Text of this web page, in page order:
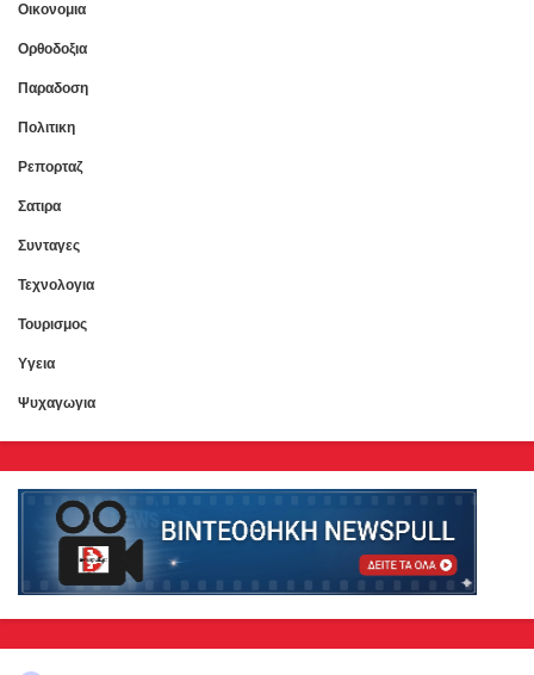
Οικονομια
Ορθοδοξια
Παραδοση
Πολιτικη
Ρεπορταζ
Σατιρα
Συνταγες
Τεχνολογια
Τουρισμος
Υγεια
Ψυχαγωγια